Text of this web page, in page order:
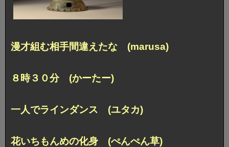
漫才組む相手間違えたな (marusa)
８時３０分 (かーたー)
一人でラインダンス (ユタカ)
花いちもんめの化身 (ぺんぺん草)